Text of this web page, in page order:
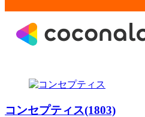
コンセプティス(1803)